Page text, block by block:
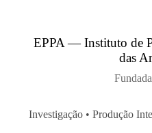
EPPA — Instituto de
das
Investigação • Produção